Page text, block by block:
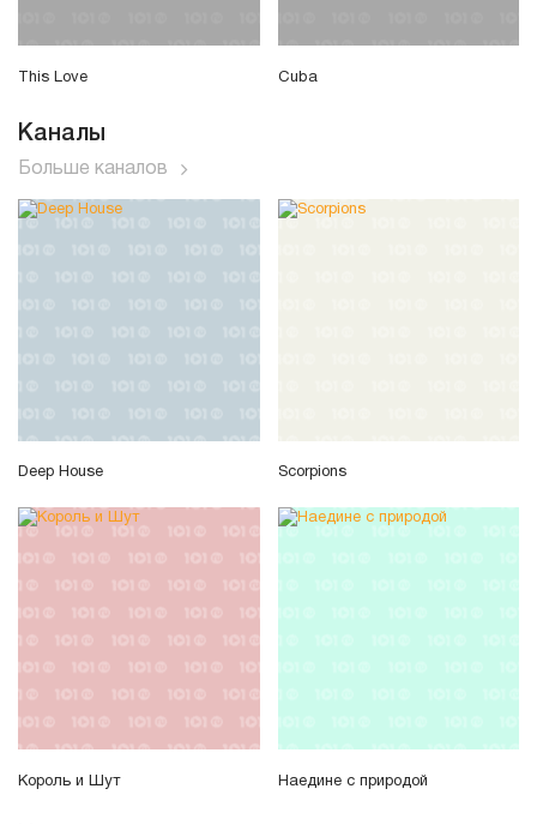
This Love Cuba
Каналы
Больше каналов
Deep House Scorpions
Король и Шут Наедине с природой